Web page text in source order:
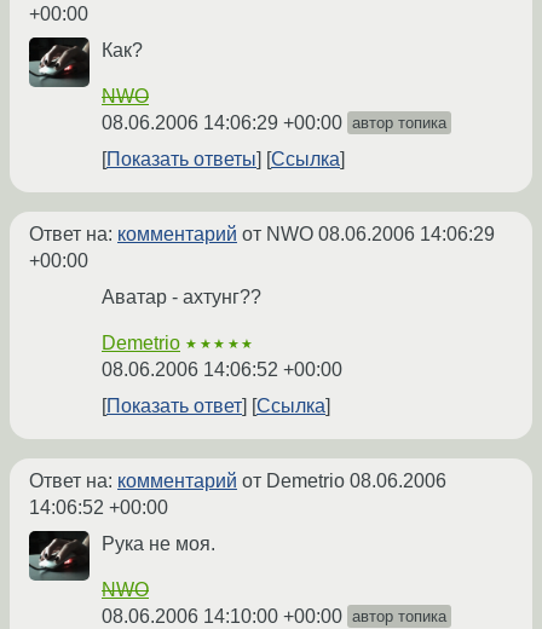
+00:00
Как?
NWO
08.06.2006 14:06:29 +00:00 автор топика
Показать ответы Ссылка
Ответ на: комментарий от NWO 08.06.2006 14:06:29
+00:00
Аватар - ахтунг??
Demetrio ★★★★★
08.06.2006 14:06:52 +00:00
Показать ответ
Ссылка
Ответ на: комментарий от Demetrio 08.06.2006
14:06:52 +00:00
Рука не моя.
NWO
08.06.2006 14:10:00 +00:00 автор топика